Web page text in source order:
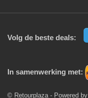
Volg de beste deals:
In samenwerking met:
© Retourplaza - Powered by